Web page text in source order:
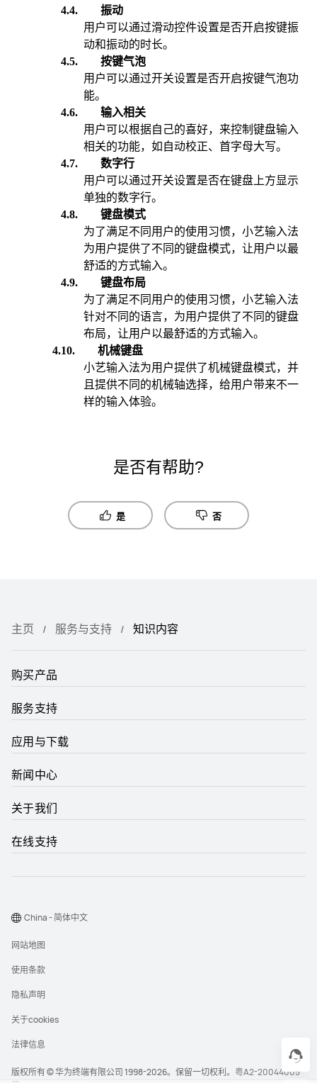
4.4.
振动
用户可以通过滑动控件设置是否开启按键振
动和振动的时长。
4.5.
按键气泡
用户可以通过开关设置是否开启按键气泡功
能。
4.6.
输入相关
用户可以根据自己的喜好，来控制键盘输入
相关的功能，如自动校正、首字母大写。
4.7.
数字行
用户可以通过开关设置是否在键盘上方显示
单独的数字行。
4.8.
键盘模式
为了满足不同用户的使用习惯，小艺输入法
为用户提供了不同的键盘模式，让用户以最
舒适的方式输入。
4.9.
键盘布局
为了满足不同用户的使用习惯，小艺输入法
针对不同的语言，为用户提供了不同的键盘
布局，让用户以最舒适的方式输入。
4.10.
机械键盘
小艺输入法为用户提供了机械键盘模式，并
且提供不同的机械轴选择，给用户带来不一
样的输入体验。
是否有帮助?
是 否
主页 服务与支持 知识内容
购买产品
服务支持
应用与下载
新闻中心
关于我们
在线支持
版权所有 © 华为终端有限公司 1998-2026。保留一切权利。 粤A2-20044005
网站地图
使用条款
隐私声明
关于cookies
法律信息
China - 简体中文